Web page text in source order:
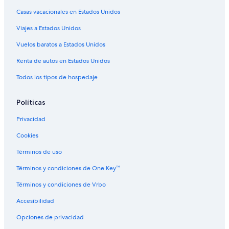
Hostales en Girardota
Hoteles con alberca en Girardota
Hoteles Estelar en Girardota
Hoteles en Girardota
Lodges en Girardota
Hoteles cerca de Estación de metro Niquia
Hoteles cerca de Star Sport Center
Hoteles de lujo en Copacabana
Hoteles en Copacabana
Hoteles 5 estrellas en El Rosario
Hoteles en El Rosario
Hoteles baratos en Medellín
Hoteles en Medellín
Casas vacacionales en Estados Unidos
Viajes a Estados Unidos
Vuelos baratos a Estados Unidos
Renta de autos en Estados Unidos
Todos los tipos de hospedaje
Políticas
Privacidad
Cookies
Términos de uso
Términos y condiciones de One Key™
Términos y condiciones de Vrbo
Accesibilidad
Opciones de privacidad